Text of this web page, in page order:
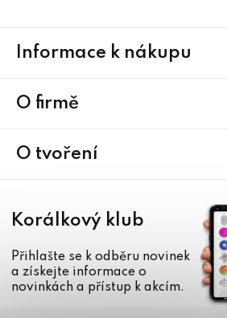
Informace k nákupu
O firmě
O tvoření
Korálkový klub
Přihlašte se k odběru novinek
a získejte informace o
novinkách a přístup k akcím.